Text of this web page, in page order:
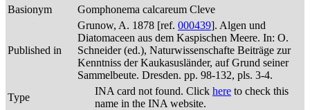
Basionym
Gomphonema calcareum Cleve
Published in
Grunow, A. 1878 [ref. 000439]. Algen und
Diatomaceen aus dem Kaspischen Meere. In: O.
Schneider (ed.), Naturwissenschafte Beiträge zur
Kenntniss der Kaukasusländer, auf Grund seiner
Sammelbeute. Dresden. pp. 98-132, pls. 3-4.
Type
INA card not found. Click here to check this
name in the INA website.